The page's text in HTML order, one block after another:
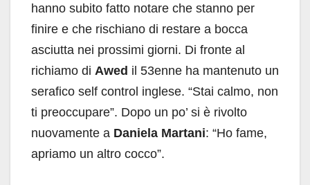
hanno subito fatto notare che stanno per
finire e che rischiano di restare a bocca
asciutta nei prossimi giorni. Di fronte al
richiamo di Awed il 53enne ha mantenuto un
serafico self control inglese. “Stai calmo, non
ti preoccupare”. Dopo un po’ si è rivolto
nuovamente a Daniela Martani: “Ho fame,
apriamo un altro cocco”.